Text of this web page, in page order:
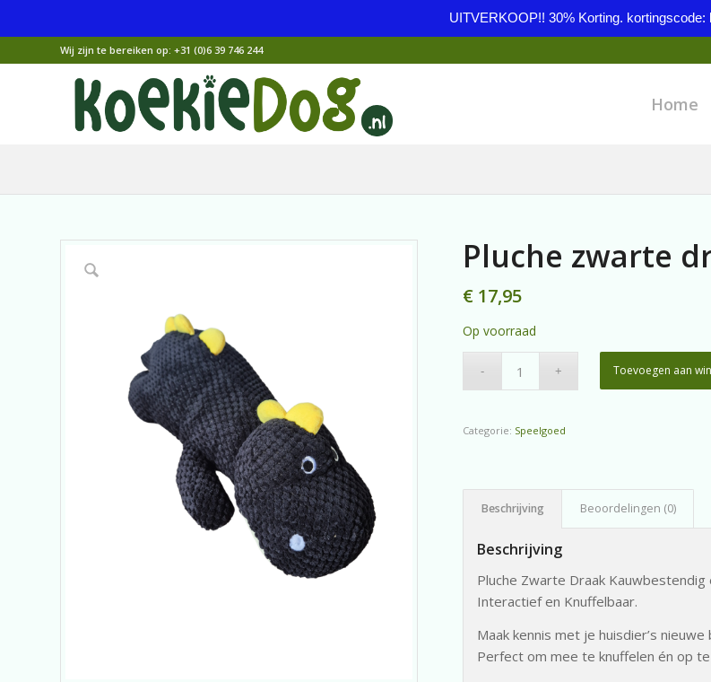
UITVERKOOP!! 30% Korting. kortingscode:
Wij zijn te bereiken op: +31 (0)6 39 746 244
Home
Pluche zwarte
€ 17,95
Op voorraad
Toevoegen aan
Categorie: Speelgoed
Beschrijving Beoordelingen (0)
Beschrijving
Pluche Zwarte Draak
Interactief en Knuffelbaar.
Maak kennis met je huisdier’s
Perfect om mee te knuffelen én op te